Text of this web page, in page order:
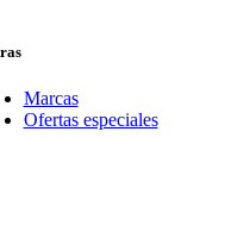
Marcas
Ofertas especiales